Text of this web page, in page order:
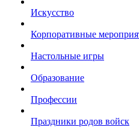
Искусство
Корпоративные
Настольные игры
Образование
Профессии
Праздники родов войск